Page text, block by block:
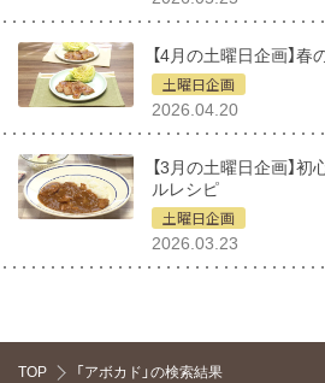
【4月の土曜日企画】春
土曜日企画
2026.04.20
【3月の土曜日企画】
ルレシピ
土曜日企画
2026.03.23
TOP 「アボカド」の検索結果